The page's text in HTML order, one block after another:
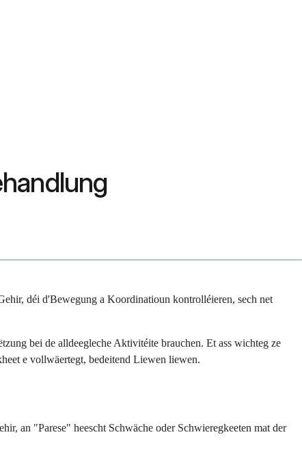
déi d'Bewegung a Koordinatioun kontrolléieren, sech net
bei de alldeegleche Aktivitéite brauchen. Et ass wichteg ze
e vollwäertegt, bedeitend Liewen liewen.
an "Parese" heescht Schwäche oder Schwieregkeeten mat der